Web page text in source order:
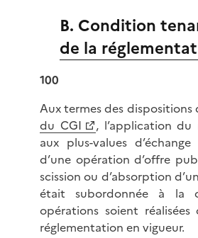
B. Condition
de la
100
Aux termes des dispositions
du CGI
, l’application
aux plus-values
d’une opération d’offre
scission ou d’absorption
était subordonnée à la
opérations soient
réglementation en vigueur.